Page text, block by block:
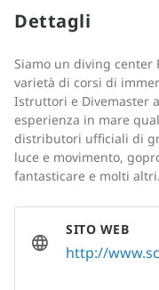
Dettagli
Siamo un diving center
varietà di corsi di
Istruttori e Divemaster
esperienza in mare
distributori ufficiali di
luce e movimento,
fantasticare e molti altri.
SITO WEB
http://